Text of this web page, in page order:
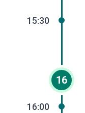
15:30
16
16:00